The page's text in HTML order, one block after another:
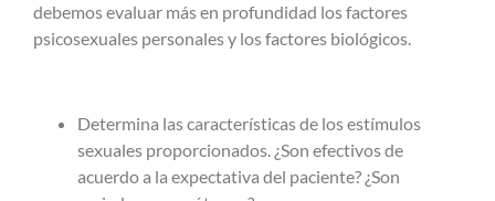
debemos evaluar más en profundidad los factores
psicosexuales personales y los factores biológicos.
Determina las características de los estímulos
sexuales proporcionados. ¿Son efectivos de
acuerdo a la expectativa del paciente? ¿Son